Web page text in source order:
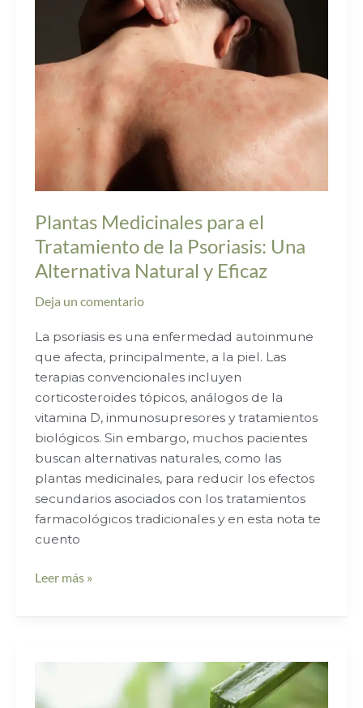
Plantas Medicinales para el
Tratamiento de la Psoriasis: Una
Alternativa Natural y Eficaz
Deja un comentario
La psoriasis es una enfermedad autoinmune
que afecta, principalmente, a la piel. Las
terapias convencionales incluyen
corticosteroides tópicos, análogos de la
vitamina D, inmunosupresores y tratamientos
biológicos. Sin embargo, muchos pacientes
buscan alternativas naturales, como las
plantas medicinales, para reducir los efectos
secundarios asociados con los tratamientos
farmacológicos tradicionales y en esta nota te
cuento
Psoriasis:
Una
Alternativa
Leer más »